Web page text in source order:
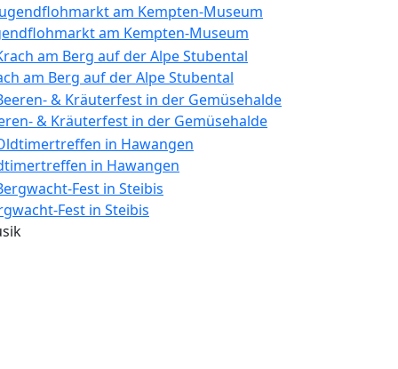
am Kempten-Museum
am Berg auf der Alpe Stubental
& Kräuterfest in der Gemüsehalde
in Hawangen
Fest in Steibis